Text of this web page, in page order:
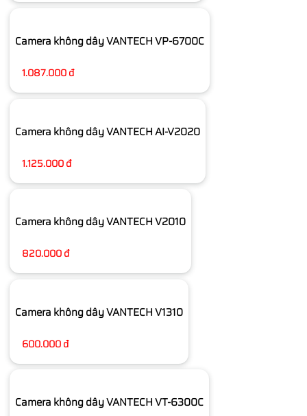
Camera không dây VANTECH VP-6700C
1.087.000 đ
Camera không dây VANTECH AI-V2020
1.125.000 đ
Camera không dây VANTECH V2010
820.000 đ
Camera không dây VANTECH V1310
600.000 đ
Camera không dây VANTECH VT-6300C